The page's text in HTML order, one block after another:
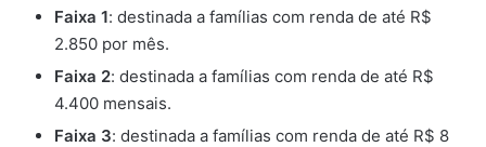
Faixa 1: destinada a famílias com renda de até R$
2.850 por mês.
Faixa 2: destinada a famílias com renda de até R$
4.400 mensais.
Faixa 3: destinada a famílias com renda de até R$ 8